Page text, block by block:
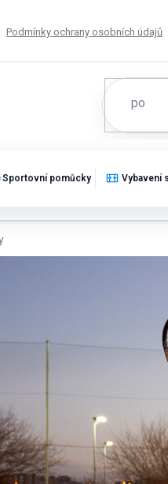
Podmínky ochrany osobních údajů
Sportovní pomůcky Vybavení